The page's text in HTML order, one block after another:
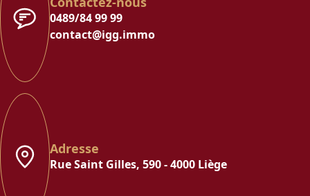
0489/84 99 99
contact@igg.immo
Adresse
Rue Saint Gilles, 590 - 4000 Liège